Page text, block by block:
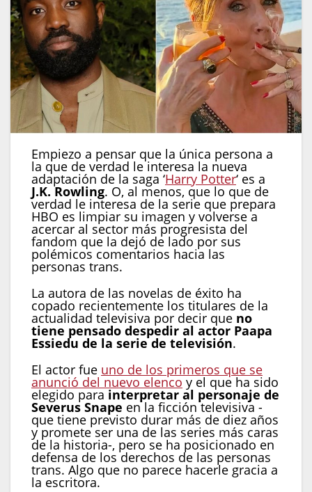
Empiezo a pensar que la única persona a
la que de verdad le interesa la nueva
adaptación de la saga ‘Harry Potter‘ es a
J.K. Rowling. O, al menos, que lo que de
verdad le interesa de la serie que prepara
HBO es limpiar su imagen y volverse a
acercar al sector más progresista del
fandom que la dejó de lado por sus
polémicos comentarios hacia las
personas trans.
La autora de las novelas de éxito ha
copado recientemente los titulares de la
actualidad televisiva por decir que no
tiene pensado despedir al actor Paapa
Essiedu de la serie de televisión.
El actor fue uno de los primeros que se
anunció del nuevo elenco y el que ha sido
elegido para interpretar al personaje de
Severus Snape en la ficción televisiva -
que tiene previsto durar más de diez años
y promete ser una de las series más caras
de la historia-, pero se ha posicionado en
defensa de los derechos de las personas
trans. Algo que no parece hacerle gracia a
la escritora.